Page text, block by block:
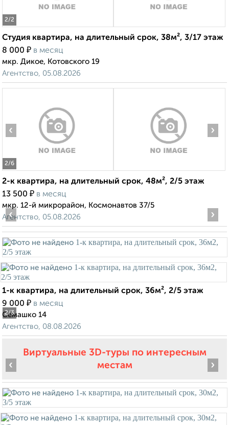
2/2
Студия квартира, на длительный срок, 38м², 3/17 этаж
8 000 ₽ в месяц
мкр. Дикое, Котовского 19
Агентство, 05.08.2026
2/6
‹ ›
2-к квартира, на длительный срок, 48м², 2/5 этаж
13 500 ₽ в месяц
мкр. 12-й микрорайон, Космонавтов 37/5
Агентство, 05.08.2026
2/3
‹ ›
1-к квартира, на длительный срок, 36м², 2/5 этаж
9 000 ₽ в месяц
Семашко 14
Агентство, 08.08.2026
Виртуальные 3D-туры по интересным
местам
‹ ›